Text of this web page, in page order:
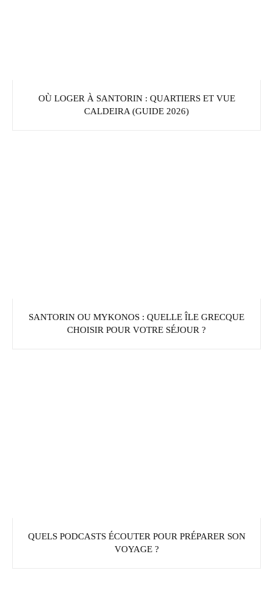
OÙ LOGER À SANTORIN : QUARTIERS ET VUE
CALDEIRA (GUIDE 2026)
SANTORIN OU MYKONOS : QUELLE ÎLE GRECQUE
CHOISIR POUR VOTRE SÉJOUR ?
QUELS PODCASTS ÉCOUTER POUR PRÉPARER SON
VOYAGE ?